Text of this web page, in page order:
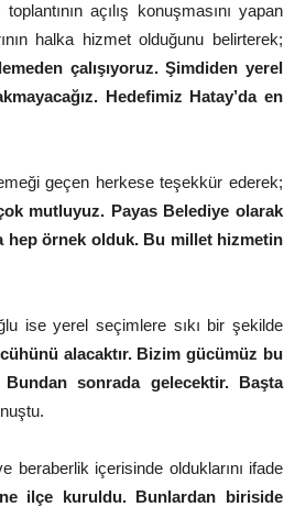
açılış konuşmasını yapan
halka hizmet olduğunu belirterek;
çalışıyoruz. Şimdiden yerel
Hedefimiz Hatay’da en
geçen herkese teşekkür ederek;
mutluyuz. Payas Belediye olarak
hep örnek olduk. Bu millet hizmetin
ise yerel seçimlere sıkı bir şekilde
alacaktır. Bizim gücümüz bu
sonrada gelecektir. Başta
içerisinde olduklarını ifade
ilçe kuruldu. Bunlardan biriside